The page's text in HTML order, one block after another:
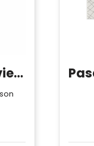
Sophie Muval serviette plage sublimée 180x100 cm, 350 gr/m²